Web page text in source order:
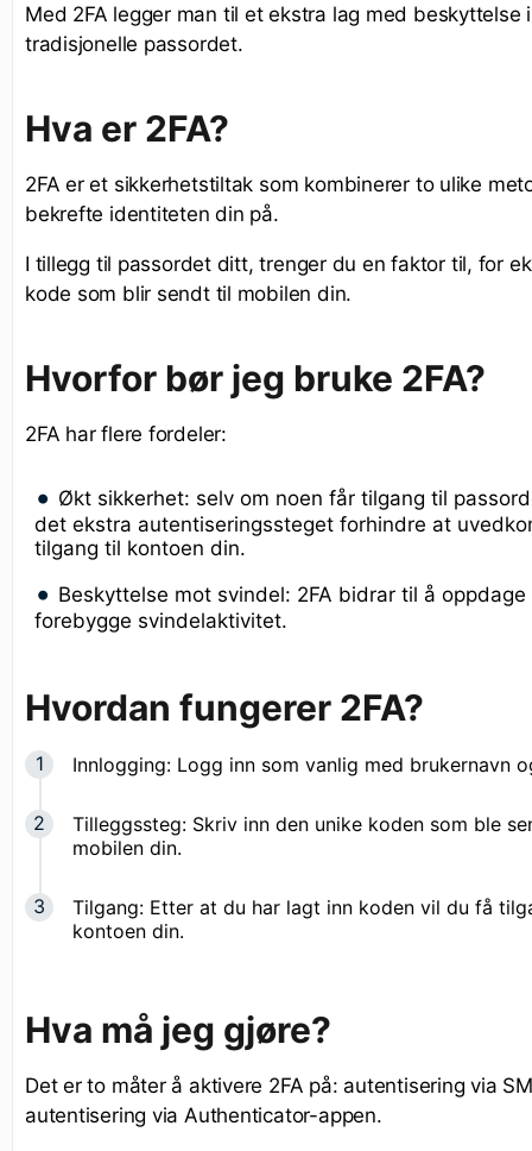
Med 2FA legger man til et ekstra lag med beskyttelse
tradisjonelle passordet.
Hva er 2FA?
2FA er et sikkerhetstiltak som kombinerer to ulike
bekrefte identiteten din på.
I tillegg til passordet ditt, trenger du en faktor til, for
kode som blir sendt til mobilen din.
Hvorfor bør jeg bruke 2FA?
2FA har flere fordeler:
Økt sikkerhet: selv om noen får tilgang til
det ekstra autentiseringssteget forhindre at
tilgang til kontoen din.
Beskyttelse mot svindel: 2FA bidrar til å oppdage
forebygge svindelaktivitet.
Hvordan fungerer 2FA?
Innlogging: Logg inn som vanlig med brukernavn
Tilleggssteg: Skriv inn den unike koden som ble
mobilen din.
Tilgang: Etter at du har lagt inn koden vil du få
kontoen din.
Hva må jeg gjøre?
Det er to måter å aktivere 2FA på: autentisering via
autentisering via Authenticator-appen.